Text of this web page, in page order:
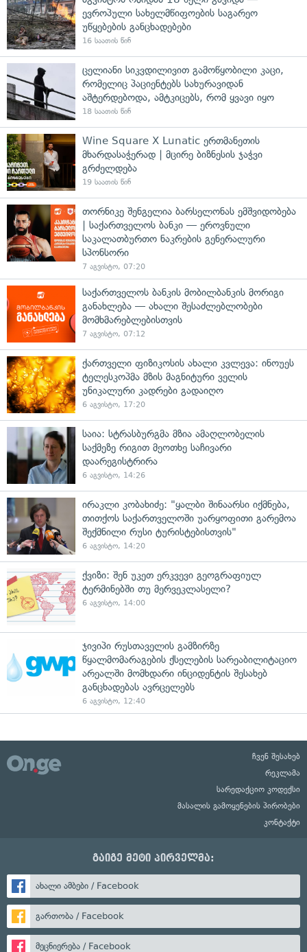
ევროპული სახელმწიფოების საგარეო
უწყებების განცხადებები
16 საათის წინ
ცელიანი სიკვდილივით გამოწყობილი კაცი,
რომელიც პაციენტებს სახურავიდან
აშტერდებოდა, ამტკიცებს, რომ ყვავი იყო
18 საათის წინ
Wine Square X Lunatic ერთმანეთის
მხარდასაჭერად | მცირე ბიზნესის ჯაჭვი
გრძელდება
19 საათის წინ
თორნიკე შენგელია ბარსელონას ემშვიდობება
| საქართველოს ბანკი — ეროვნული
საკალათბურთო ნაკრების გენერალური
სპონსორი
7 აგვისტო, 07:20
საქართველოს ბანკის მობილბანკის მორიგი
განახლება — ახალი შესაძლებლობები
მომხმარებლებისთვის
7 აგვისტო, 07:12
ქართველი ფიზიკოსის ახალი კვლევა: ინოუეს
ტელესკოპმა მზის მაგნიტური ველის
უნიკალური კადრები გადაიღო
6 აგვისტო, 17:20
საია: სტრასბურგმა მზია ამაღლობელის
საქმეზე რიგით მეოთხე საჩივარი
დაარეგისტრირა
6 აგვისტო, 14:26
ირაკლი კობახიძე: "ყალბი შინაარსი იქმნება,
თითქოს საქართველოში უარყოფითი გარემოა
შექმნილი რუსი ტურისტებისთვის"
6 აგვისტო, 14:20
ქვიზი: შენ უკეთ ერკვევი გეოგრაფიულ
ტერმინებში თუ მერვეკლასელი?
6 აგვისტო, 14:00
ჯივიპი რუსთაველის გამზირზე
წყალმომარაგების ქსელების სარეაბილიტაციო
არეალში მომხდარი ინციდენტის შესახებ
განცხადებას ავრცელებს
6 აგვისტო, 12:40
ჩვენ შესახებ
რეკლამა
სარედაქციო კოდექსი
მასალის გამოყენების პირობები
კონტაქტი
გაიგე მეტი პირველმა:
ახალი ამბები / Facebook
გართობა / Facebook
მეცნიერება / Facebook